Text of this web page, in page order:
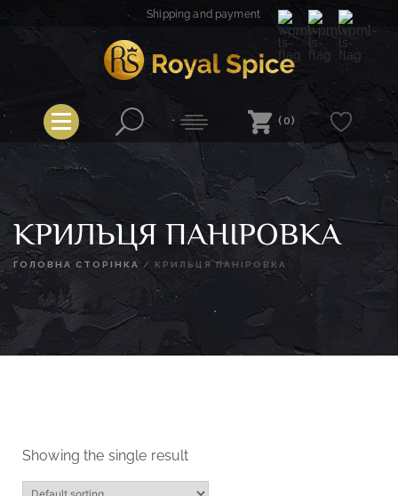
Shipping and payment
Royal Spice
(0)
КРИЛЬЦЯ ПАНІРОВКА
ГОЛОВНА СТОРІНКА / КРИЛЬЦЯ ПАНІРОВКА
Showing the single result